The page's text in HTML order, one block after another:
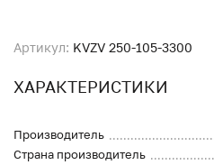
Артикул: KVZV 250-105-3300
ХАРАКТЕРИСТИКИ
Производитель
Страна производитель